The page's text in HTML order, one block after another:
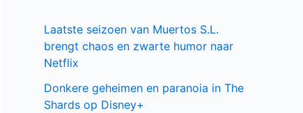
Laatste seizoen van Muertos S.L.
brengt chaos en zwarte humor naar
Netflix
Donkere geheimen en paranoia in The
Shards op Disney+